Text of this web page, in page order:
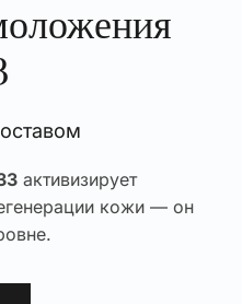
активизирует
кожи — он